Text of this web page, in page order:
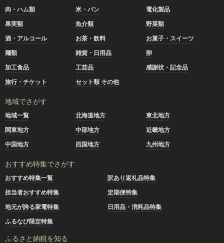
肉・ハム類 米・パン
電化製品
果実類
魚介類
野菜類
酒・アルコール
お茶・飲料
お菓子・スイーツ
麺類
雑貨・日用品
卵
加工食品
工芸品
感謝状・記念品
旅行・チケット
セット類 その他
地域でさがす
地域一覧 北海道地方
東北地方
関東地方
中部地方
近畿地方
中国地方
四国地方 九州地方
おすすめ特集でさがす
おすすめ特集一覧
訳あり返礼品特集
担当者おすすめ特集
定期便特集
地元が誇る家電特集
日用品・消耗品特集
ふるなび限定特集
ふるさと納税を知る